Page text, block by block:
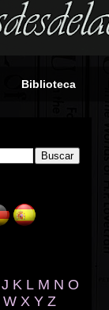
Biblioteca
J K L M N O
W X Y Z